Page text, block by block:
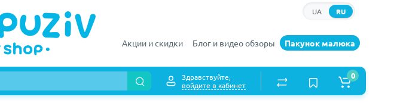
RU
UA
Акции и скидки Блог и видео обзоры Пакунок малюка
Здравствуйте,
войдите в кабинет
0